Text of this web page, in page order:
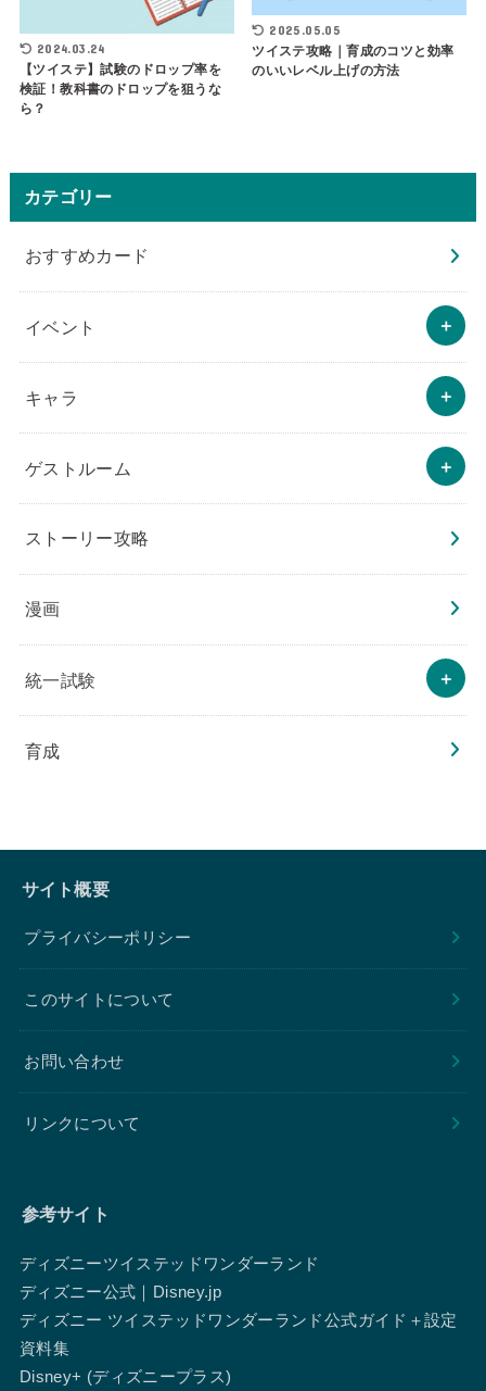
2024.03.24
【ツイステ】試験のドロップ率を
検証！教科書のドロップを狙うな
ら？
2025.05.05
ツイステ攻略｜育成のコツと効率
のいいレベル上げの方法
カテゴリー
おすすめカード
イベント
キャラ
ゲストルーム
ストーリー攻略
漫画
統一試験
育成
サイト概要
プライバシーポリシー
このサイトについて
お問い合わせ
リンクについて
参考サイト
ディズニーツイステッドワンダーランド
ディズニー公式｜Disney.jp
ディズニー ツイステッドワンダーランド公式ガイド＋設定
資料集
Disney+ (ディズニープラス)